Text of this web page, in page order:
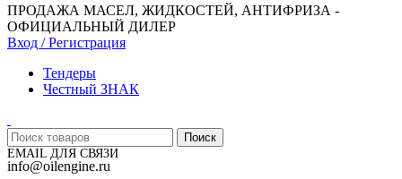
ПРОДАЖА МАСЕЛ, ЖИДКОСТЕЙ, АНТИФРИЗА -
ОФИЦИАЛЬНЫЙ ДИЛЕР
Вход / Регистрация
Тендеры
Честный ЗНАК
Поиск
EMAIL ДЛЯ СВЯЗИ
info@oilengine.ru